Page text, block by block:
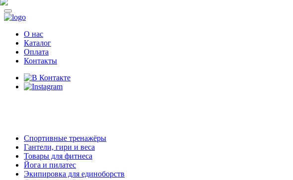
О нас
Каталог
Оплата
Контакты
Спортивные тренажёры
Гантели, гири и веса
Товары для фитнеса
Йога и пилатес
Экипировка для единоборств